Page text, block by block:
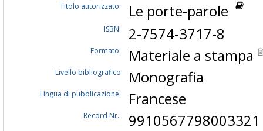
Titolo autorizzato: Le porte-parole
ISBN: 2-7574-3717-8
Formato: Materiale a stampa
Livello bibliografico Monografia
Lingua di pubblicazione: Francese
Record Nr.: 9910567798003321